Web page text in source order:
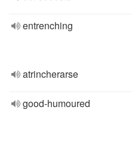
entrenching
atrincherarse
good-humoured